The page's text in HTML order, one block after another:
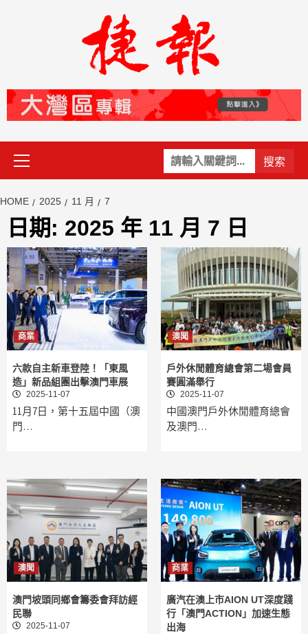
關
鍵
Primary
Menu
HOME 2025 11 月 7
日期: 2025 年 11 月 7 日
商業
六款自主新車登陸！「東風
造」新品組團出擊澳門車展
2025-11-07
11月7日，第十五屆中國（澳
門…
澳聞
戶外休閒體育總會第二場會員
賽圓滿舉行
2025-11-07
中國澳門戶外休閒體育總會
及澳門…
澳聞
澳門坡頭同鄉會籌委會拜訪經
民聯
2025-11-07
商業
廣汽在澳上市AION UT深度踐
行「澳門ACTION」加速生態
出海